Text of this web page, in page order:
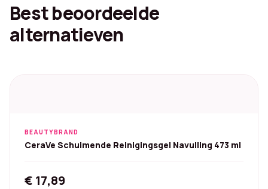
Best beoordeelde
alternatieven
BEAUTYBRAND
CeraVe Schuimende Reinigingsgel Navulling 473 ml
€ 17,89